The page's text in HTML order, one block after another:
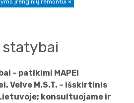
– patikimi MAPEI
Velve M.S.T. – išskirtinis
konsultuojame ir